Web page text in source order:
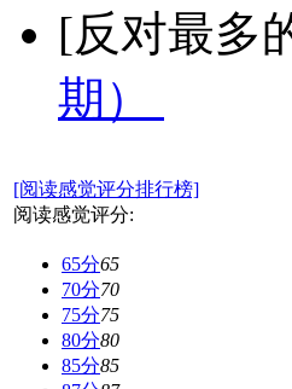
[反对最多
期）
[阅读感觉评分排行榜]
阅读感觉评分:
65分65
70分70
75分75
80分80
85分85